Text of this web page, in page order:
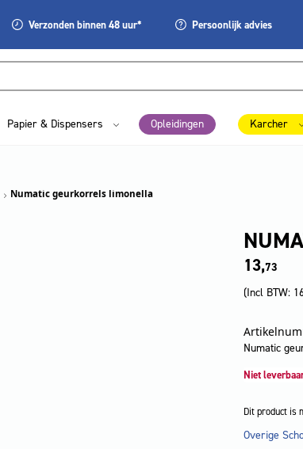
Verzondenbinnen 48 uur* Persoonlijkadvies
Papier & Dispensers Opleidingen Karcher
Numatic geurkorrels limonella
13,73
(Incl BTW:
Numatic
Niet
Dit product is
Overige